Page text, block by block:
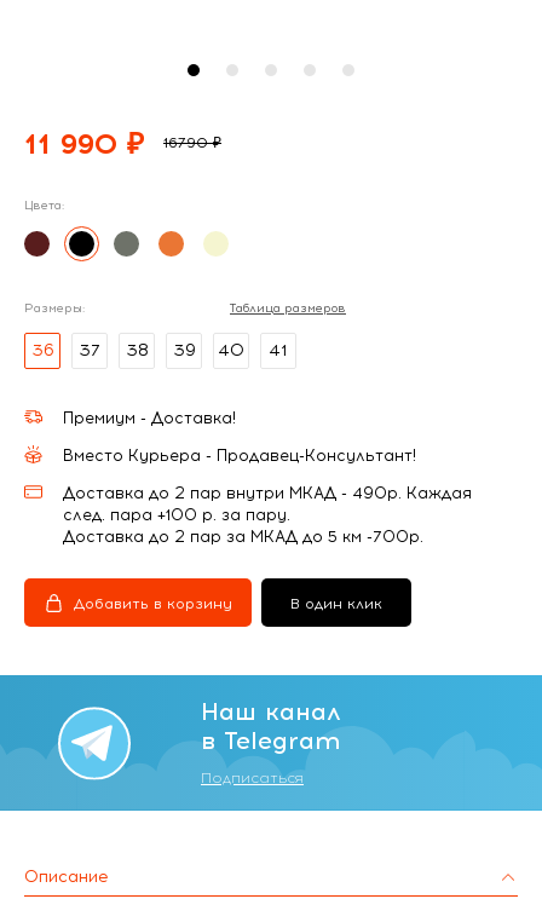
11 990 ₽ 16790 ₽
Цвета:
Размеры: Таблица размеров
36 37 38 39 40 41
Премиум - Доставка!
Вместо Курьера - Продавец-Консультант!
Доставка до 2 пар внутри МКАД - 490р. Каждая
след. пара +100 р. за пару.
Доставка до 2 пар за МКАД до 5 км -700р.
Добавить в корзину В один клик
Наш канал
в Telegram
Подписаться
Описание